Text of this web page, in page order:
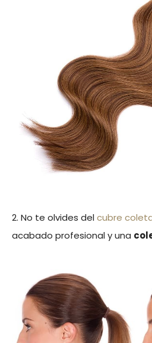
2. No te olvides delcubre
acabado profesional y una